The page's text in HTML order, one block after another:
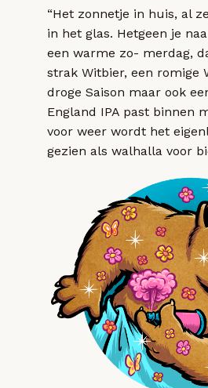
“Het zonnetje in huis, al
in het glas. Hetgeen je
een warme zo- merdag,
strak Witbier, een romige
droge Saison maar ook
England IPA past binnen
voor weer wordt het
gezien als walhalla voor